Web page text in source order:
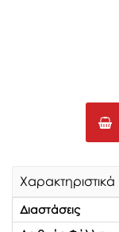
Χαρακτηριστικά
Διαστάσεις